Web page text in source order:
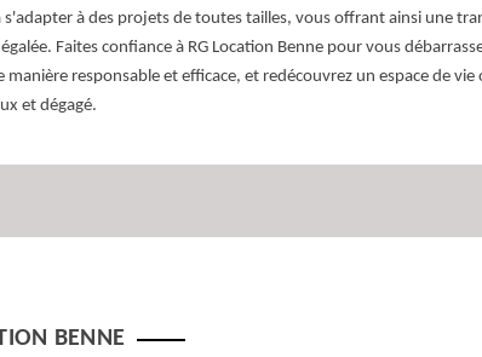
s'adapter à des projets de toutes tailles, vous offrant ainsi une
Faites confiance à RG Location Benne pour vous
manière responsable et efficace, et redécouvrez un espace de vie
et dégagé.
BENNE